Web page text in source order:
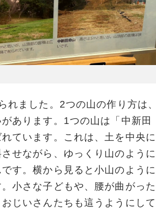
れました。2つの山の作り方は
あります。1つの山は「中新田
ています。これは、土を中央に
せながら、ゆっくり山のように
す。横から見ると小山のように
小さな子どもや、腰が曲がった
じいさんたちも這うようにして